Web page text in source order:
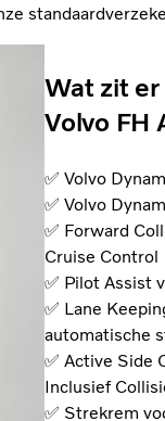
Wat zit
Volvo FH
✅ Volvo
✅ Volvo
✅ Forward
Cruise Control
✅ Pilot Assist
✅ Lane
automatische
✅ Active Side
Inclusief
✅ Strekrem